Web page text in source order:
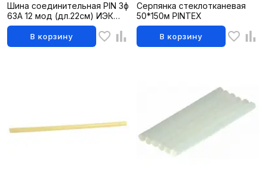
Шина соединительная PIN 3ф
63А 12 мод (дл.22см) ИЭК
YNS21-3-063-22-12
В корзину
Серпянка стеклотканевая
50*150м PINTEX
В корзину